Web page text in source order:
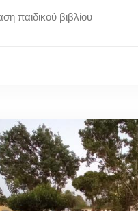
παιδικού βιβλίου